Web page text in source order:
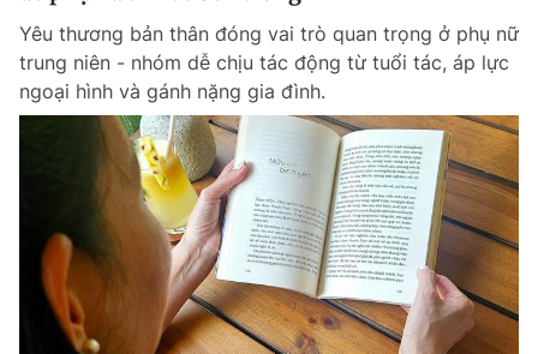
Yêu thương bản thân đóng vai trò quan trọng ở phụ nữ
trung niên - nhóm dễ chịu tác động từ tuổi tác, áp lực
ngoại hình và gánh nặng gia đình.